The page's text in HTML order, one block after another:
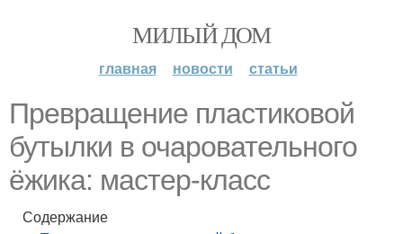
МИЛЫЙ ДОМ
главная новости статьи
Превращение пластиковой
бутылки в очаровательного
ёжика: мастер-класс
Содержание